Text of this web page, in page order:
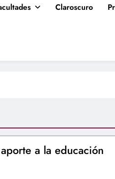
Claroscuro
a la educación